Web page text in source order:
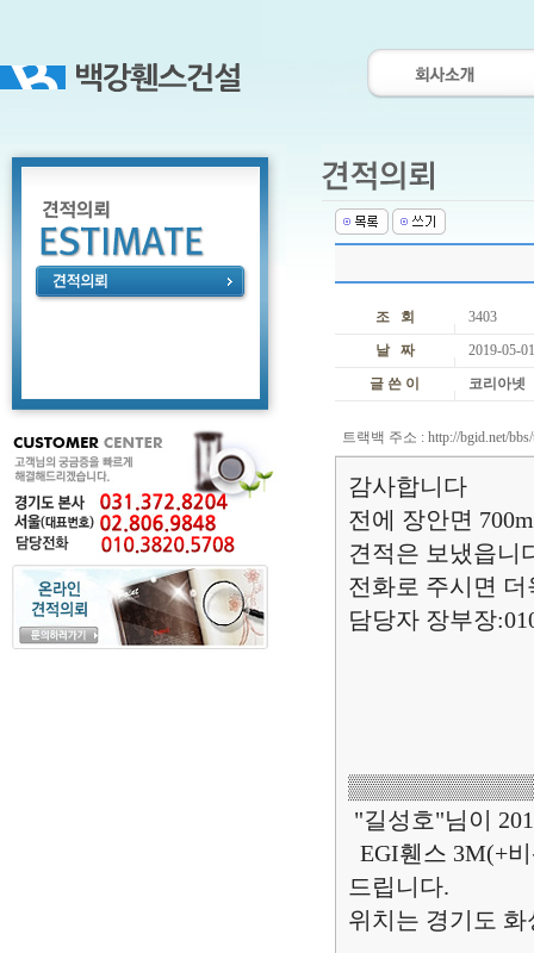
조 회
3403
날 짜
2019-05-
글 쓴 이
코리아넷
트랙백 주소 : http://bgid.net/
감사합니다
전에 장안면
견적은 보냈읍니
전화로 주시면
담당자 장부장
"길성호"님이
EGI휀스 3M(+
드립니다.
위치는 경기도 화